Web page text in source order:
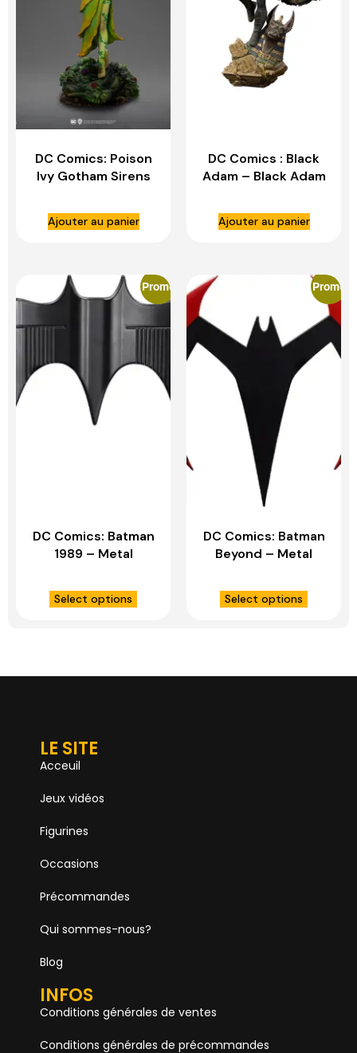
DC Comics: Poison
Ivy Gotham Sirens
IRON STUDIO
Ajouter au panier
DC Comics : Black
Adam – Black Adam
IRON STUDIOS
Ajouter au panier
Promo
DC Comics: Batman
1989 – Metal
IKON DESIGN
STUDIO
Select options
Promo
DC Comics: Batman
Beyond – Metal
IKON DESIGN
STUDIO
Select options
LE SITE
Acceuil
Jeux vidéos
Figurines
Occasions
Précommandes
Qui sommes-nous?
Blog
INFOS
Conditions générales de ventes
Conditions générales de précommandes